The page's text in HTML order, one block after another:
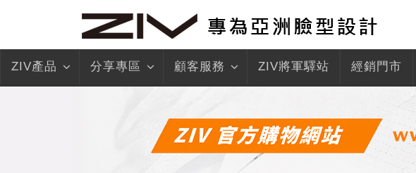
ZIV產品 分享專區 顧客服務 ZIV將軍驛站 經銷門市